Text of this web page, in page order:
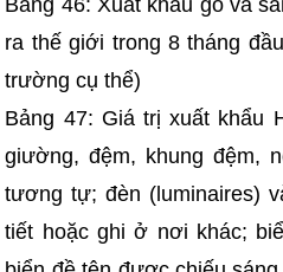
Bảng 46: Xuất khẩu gỗ và
ra thế giới trong 8 tháng
trường cụ thể)
Bảng 47: Giá trị xuất khẩu
giường, đệm, khung đệm,
tương tự; đèn (luminaires)
tiết hoặc ghi ở nơi khác;